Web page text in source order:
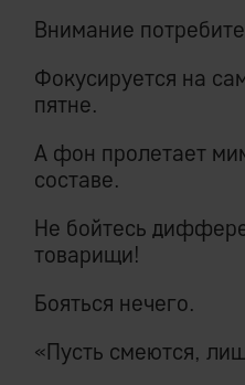
Внимание
Фокусируется на
пятне.
А фон пролетает
составе.
Не бойтесь
товарищи!
Бояться нечего.
«Пусть смеются,